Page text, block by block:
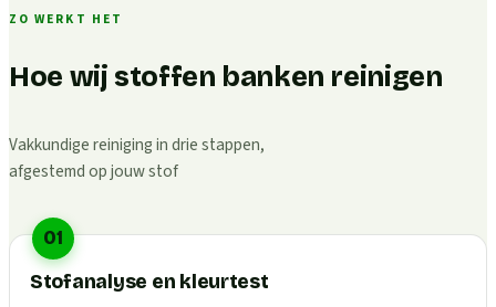
ZO WERKT HET
Hoe wij stoffen banken reinigen
Vakkundige reiniging in drie stappen,
afgestemd op jouw stof
01
Stofanalyse en kleurtest